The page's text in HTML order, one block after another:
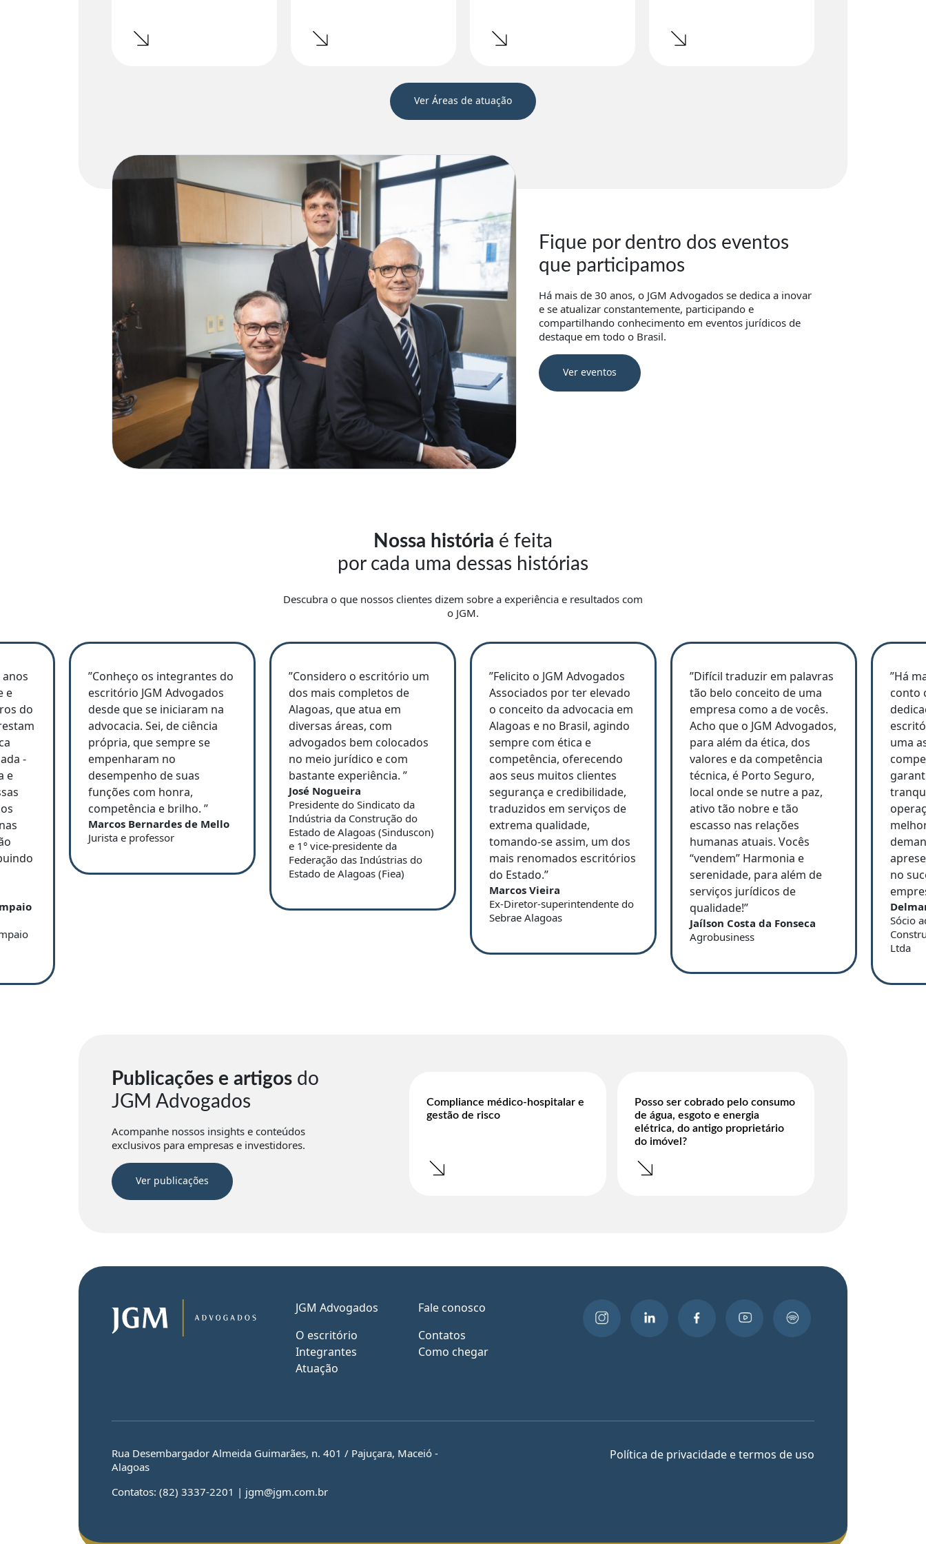
Ver Áreas de atuação
Fique por dentro dos eventos
que participamos
Há mais de 30 anos, o JGM Advogados se dedica a inovar
e se atualizar constantemente, participando e
compartilhando conhecimento em eventos jurídicos de
destaque em todo o Brasil.
Ver eventos
Nossa história é feita
por cada uma dessas histórias
Descubra o que nossos clientes dizem sobre a experiência e resultados com
o JGM.
anos
e
do
-
e
”Conheço os integrantes do
escritório JGM Advogados
desde que se iniciaram na
advocacia. Sei, de ciência
própria, que sempre se
empenharam no
desempenho de suas
funções com honra,
competência e brilho. ”
Marcos Bernardes de Mello
Jurista e professor
”Considero o escritório um
dos mais completos de
Alagoas, que atua em
diversas áreas, com
advogados bem colocados
no meio jurídico e com
bastante experiência. ”
José Nogueira
Presidente do Sindicato da
Indústria da Construção do
Estado de Alagoas (Sinduscon)
e 1° vice-presidente da
Federação das Indústrias do
Estado de Alagoas (Fiea)
”Felicito o JGM Advogados
Associados por ter elevado
o conceito da advocacia em
Alagoas e no Brasil, agindo
sempre com ética e
competência, oferecendo
aos seus muitos clientes
segurança e credibilidade,
traduzidos em serviços de
extrema qualidade,
tomando-se assim, um dos
mais renomados escritórios
do Estado.”
Marcos Vieira
Ex-Diretor-superintendente do
Sebrae Alagoas
”Difícil traduzir em palavras
tão belo conceito de uma
empresa como a de vocês.
Acho que o JGM Advogados,
para além da ética, dos
valores e da competência
técnica, é Porto Seguro,
local onde se nutre a paz,
ativo tão nobre e tão
escasso nas relações
humanas atuais. Vocês
“vendem” Harmonia e
serenidade, para além de
serviços jurídicos de
qualidade!”
Jaílson Costa da Fonseca
Agrobusiness
”Há
conto
uma
no
Sócio
Ltda
Publicações e artigos do
JGM Advogados
Acompanhe nossos insights e conteúdos
exclusivos para empresas e investidores.
Ver publicações
Compliance médico-hospitalar e
gestão de risco
Posso ser cobrado pelo consumo
de água, esgoto e energia
elétrica, do antigo proprietário
do imóvel?
JGM Advogados
O escritório
Integrantes
Atuação
Fale conosco
Contatos
Como chegar
Rua Desembargador Almeida Guimarães, n. 401 / Pajuçara, Maceió -
Alagoas
Contatos: (82) 3337-2201 | jgm@jgm.com.br
Política de privacidade e termos de uso